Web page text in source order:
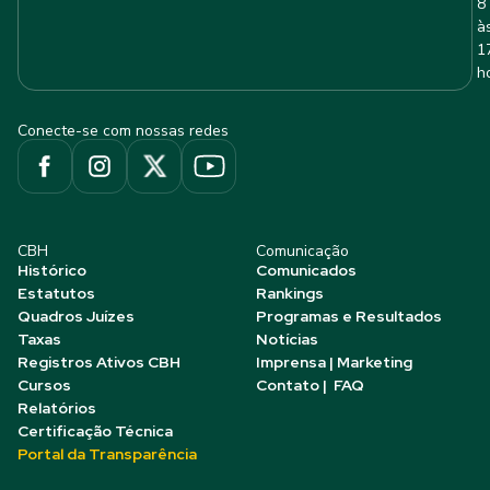
Conecte-se com nossas redes
CBH
Histórico
Estatutos
Quadros Juízes
Taxas
Registros Ativos CBH
Cursos
Relatórios
Certificação Técnica
Portal da Transparência
Comunicação
Comunicados
Rankings
Programas e Resultados
Notícias
Imprensa | Marketing
Contato | FAQ